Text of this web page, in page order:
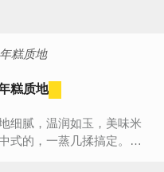
糕质地
细腻，温润如玉，美味米
式的，一蒸几揉搞定。可